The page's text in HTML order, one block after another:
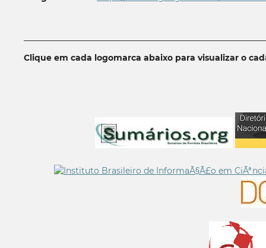
Clique em cada logomarca abaixo para visualizar o